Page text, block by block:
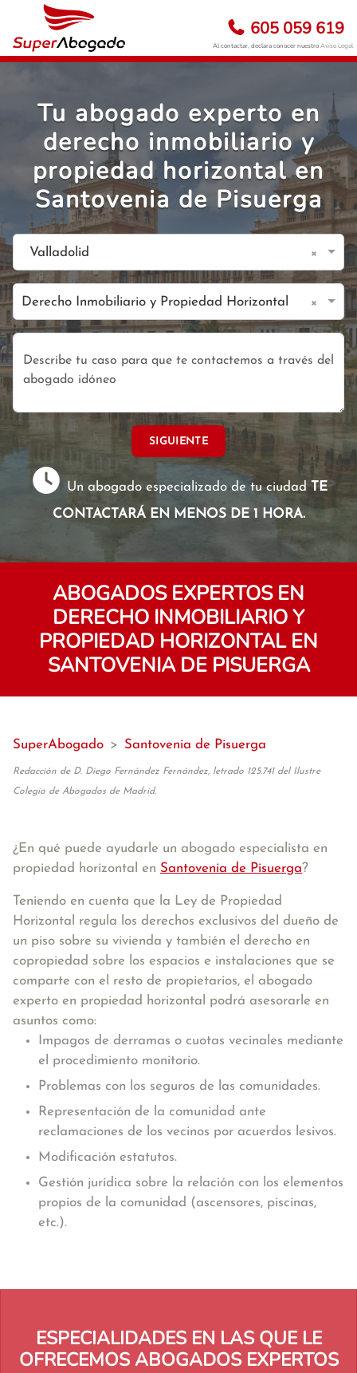
605 059 619
Al contactar, declara conocer nuestroAviso Legal
Tu abogado experto en
derecho inmobiliario y
propiedad horizontal en
Santovenia de Pisuerga
Valladolid ×
Derecho Inmobiliario y Propiedad Horizontal ×
SIGUIENTE
Un abogado especializado de tu ciudadTE
CONTACTARÁ EN MENOS DE 1 HORA.
ABOGADOS EXPERTOS EN
DERECHO INMOBILIARIO Y
PROPIEDAD HORIZONTAL EN
SANTOVENIA DE PISUERGA
SuperAbogado > Santovenia de Pisuerga
Redacción de D. Diego Fernández Fernández, letrado 125.741 del Ilustre
Colegio de Abogados de Madrid.
¿En qué puede ayudarle un abogado especialista en
propiedad horizontal en Santovenia de Pisuerga?
Teniendo en cuenta que la Ley de Propiedad
Horizontal regula los derechos exclusivos del dueño de
un piso sobre su vivienda y también el derecho en
copropiedad sobre los espacios e instalaciones que se
comparte con el resto de propietarios, el abogado
experto en propiedad horizontal podrá asesorarle en
asuntos como:
Impagos de derramas o cuotas vecinales mediante
el procedimiento monitorio.
Problemas con los seguros de las comunidades.
Representación de la comunidad ante
reclamaciones de los vecinos por acuerdos lesivos.
Modificación estatutos.
Gestión jurídica sobre la relación con los elementos
propios de la comunidad (ascensores, piscinas,
etc.).
ESPECIALIDADES EN LAS QUE LE
OFRECEMOS ABOGADOS EXPERTOS